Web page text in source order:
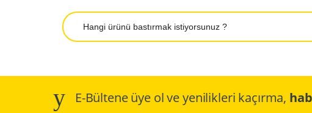
Ara
E-Bültene üye ol ve yenilikleri kaçırma,